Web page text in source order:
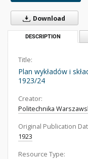
Download
DESCRIPTION
Title:
Plan wykładów i
1923/24
Creator:
Politechnika
Original Publication
1923
Resource Type: